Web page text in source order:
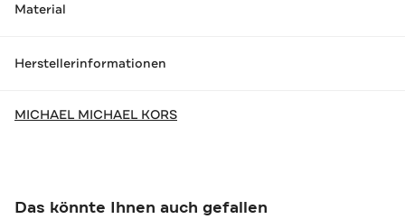
Material
Herstellerinformationen
MICHAEL MICHAEL KORS
Das könnte Ihnen auch gefallen